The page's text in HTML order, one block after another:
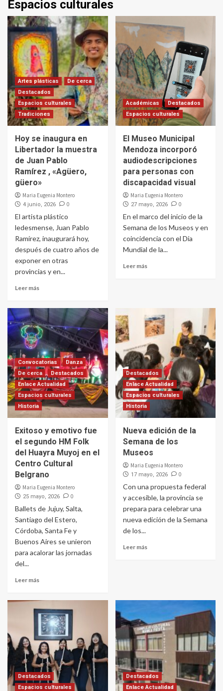
Espacios culturales
Artes plásticas
De cerca
Destacados
Espacios culturales
Tradiciones
Hoy se inaugura en
Libertador la muestra
de Juan Pablo
Ramírez , «Agüero,
güero»
Maria Eugenia Montero
4 junio, 2026 0
El artista plástico
ledesmense, Juan Pablo
Ramírez, inaugurará hoy,
después de cuatro años de
exponer en otras
provincias y en...
Leer más
Académicas
Destacados
Espacios culturales
El Museo Municipal
Mendoza incorporó
audiodescripciones
para personas con
discapacidad visual
Maria Eugenia Montero
27 mayo, 2026 0
En el marco del inicio de la
Semana de los Museos y en
coincidencia con el Día
Mundial de la...
Leer más
Convocatorias
Danza
De cerca
Destacados
Enlace Actualidad
Espacios culturales
Historia
Exitoso y emotivo fue
el segundo HM Folk
del Huayra Muyoj en el
Centro Cultural
Belgrano
Maria Eugenia Montero
25 mayo, 2026 0
Ballets de Jujuy, Salta,
Santiago del Estero,
Córdoba, Santa Fe y
Buenos Aires se unieron
para acalorar las jornadas
del...
Leer más
Destacados
Enlace Actualidad
Espacios culturales
Historia
Nueva edición de la
Semana de los
Museos
Maria Eugenia Montero
17 mayo, 2026 0
Con una propuesta federal
y accesible, la provincia se
prepara para celebrar una
nueva edición de la Semana
de los...
Leer más
Destacados
Espacios culturales
Destacados
Enlace Actualidad